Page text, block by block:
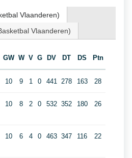
Vlaanderen)
Vlaanderen)
GW W V G DV DT DS Ptn
10 9 1 0 441 278 163 28
10 8 2 0 532 352 180 26
10 6 4 0 463 347 116 22